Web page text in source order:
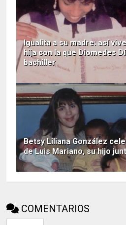
Igualita a su madre: así
hija con la que Diomedes
bachiller
Betsy Liliana González
de Luis Mariano, su hijo
COMENTARIOS